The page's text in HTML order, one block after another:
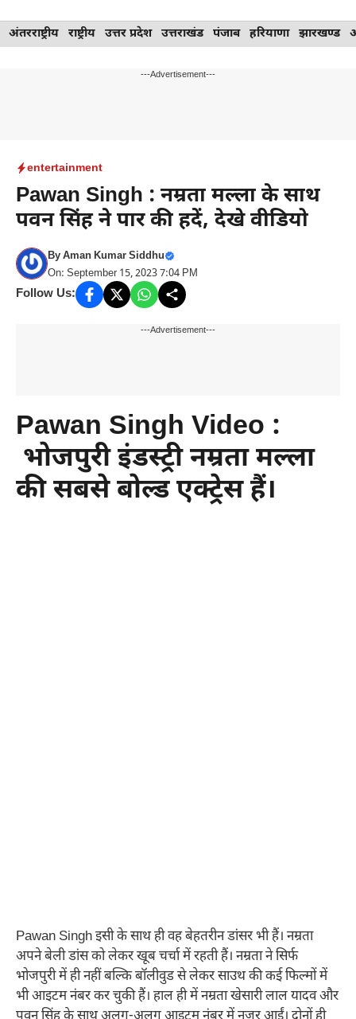
Skip
to
अंतरराष्ट्रीय राष्ट्रीय उत्तर प्रदेश उत्तराखंड पंजाब हरियाणा झारखण्ड
---Advertisement---
entertainment
Pawan Singh : नम्रता मल्ला के साथ
पवन सिंह ने पार की हदें, देखे वीडियो
ByAman Kumar Siddhu
On: September 15, 2023 7:04 PM
Follow Us:
---Advertisement---
Pawan Singh Video :
भोजपुरी इंडस्ट्री नम्रता मल्ला
की सबसे बोल्ड एक्ट्रेस हैं।
Pawan Singh इसी के साथ ही वह बेहतरीन डांसर भी हैं। नम्रता
अपने बेली डांस को लेकर खूब चर्चा में रहती हैं। नम्रता ने सिर्फ
भोजपुरी में ही नहीं बल्कि बॉलीवुड से लेकर साउथ की कई फिल्मों में
भी आइटम नंबर कर चुकी हैं। हाल ही में नम्रता खेसारी लाल यादव और